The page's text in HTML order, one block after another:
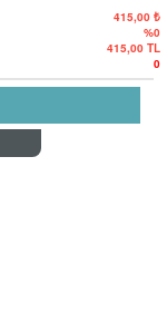
415,00 ₺
%0
415,00 TL
0